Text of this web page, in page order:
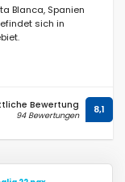
Blanca, Spanien
sich in
Bewertung
94 Bewertungen 8,1